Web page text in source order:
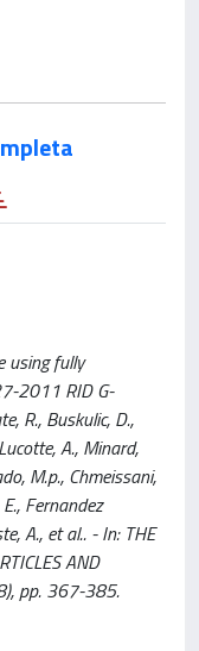
using fully
2011 RID G-
R., Buskulic, D.,
A., Minard,
M.p., Chmeissani,
Fernandez
A., et al.. - In: THE
AND
pp. 367-385.